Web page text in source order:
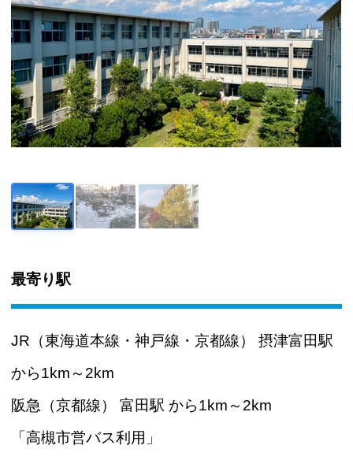
最寄り駅
JR（東海道本線・神戸線・京都線） 摂津富田駅
から1km～2km
阪急（京都線） 富田駅 から1km～2km
「高槻市営バス利用」